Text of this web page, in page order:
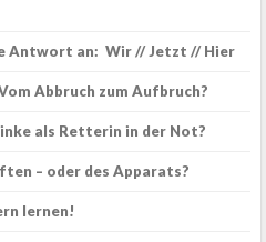
Antwort an: Wir // Jetzt // Hier
Abbruch zum Aufbruch?
als Retterin in der Not?
– oder des Apparats?
lernen!